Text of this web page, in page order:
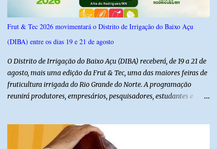
Frut & Tec 2026 movimentará o Distrito de Irrigação do Baixo Açu
(DIBA) entre os dias 19 e 21 de agosto
O Distrito de Irrigação do Baixo Açu (DIBA) receberá, de 19 a 21 de
agosto, mais uma edição da Frut & Tec, uma das maiores feiras de
fruticultura irrigada do Rio Grande do Norte. A programação
reunirá produtores, empresários, pesquisadores, estudantes e
instituições e tecnologias voltadas ao setor. Além das atividades
técnicas, a feira contará com programação cultural. No dia 20 de